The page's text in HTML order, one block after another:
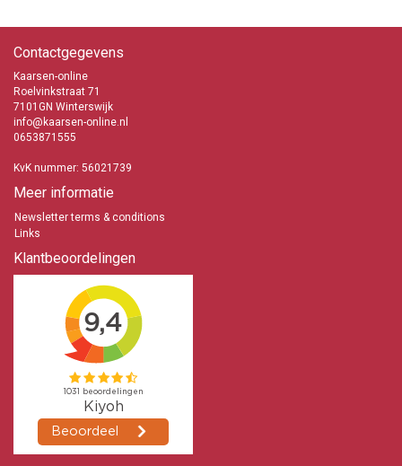
Contactgegevens
Kaarsen-online
Roelvinkstraat 71
7101GN Winterswijk
info@kaarsen-online.nl
0653871555
KvK nummer: 56021739
Meer informatie
Newsletter terms & conditions
Links
Klantbeoordelingen